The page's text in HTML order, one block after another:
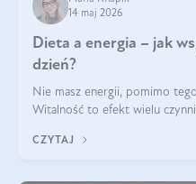
14 maj 2026
Dieta a energia – jak
dzień?
Nie masz energii, pomimo
Witalność to efekt wielu
się w zależności od osoby
CZYTAJ